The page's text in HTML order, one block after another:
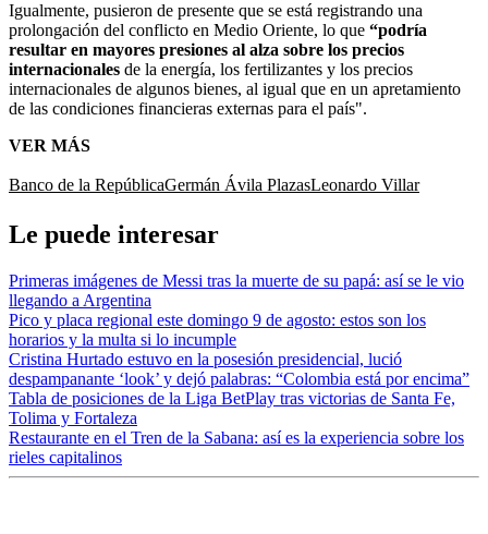
Igualmente, pusieron de presente que se está registrando una
prolongación del conflicto en Medio Oriente, lo que “podría
resultar en mayores presiones al alza sobre los precios
internacionales de la energía, los fertilizantes y los precios
internacionales de algunos bienes, al igual que en un apretamiento
de las condiciones financieras externas para el país".
VER MÁS
Banco de la RepúblicaGermán Ávila PlazasLeonardo Villar
Le puede interesar
Primeras imágenes de Messi tras la muerte de su papá: así se le vio
llegando a Argentina
Pico y placa regional este domingo 9 de agosto: estos son los
horarios y la multa si lo incumple
Cristina Hurtado estuvo en la posesión presidencial, lució
despampanante ‘look’ y dejó palabras: “Colombia está por encima”
Tabla de posiciones de la Liga BetPlay tras victorias de Santa Fe,
Tolima y Fortaleza
Restaurante en el Tren de la Sabana: así es la experiencia sobre los
rieles capitalinos